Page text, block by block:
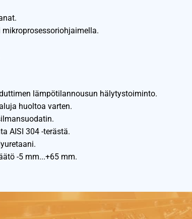
lämpötilannousun hälytystoiminto.
huoltoa varten.
AISI 304 -terästä.
-5 mm...+65 mm.